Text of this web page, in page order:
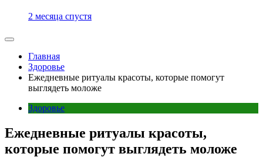
2 месяца спустя
Главная
Здоровье
Ежедневные ритуалы красоты, которые помогут
выглядеть моложе
Здоровье
Ежедневные ритуалы красоты,
которые помогут выглядеть моложе